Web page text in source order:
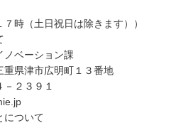
時（土日祝日は除きます））
ベーション課
津市広明町１３番地
３９１
について